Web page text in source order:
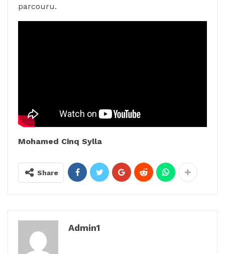
parcouru.
Mohamed Cinq Sylla
Share
Admin1